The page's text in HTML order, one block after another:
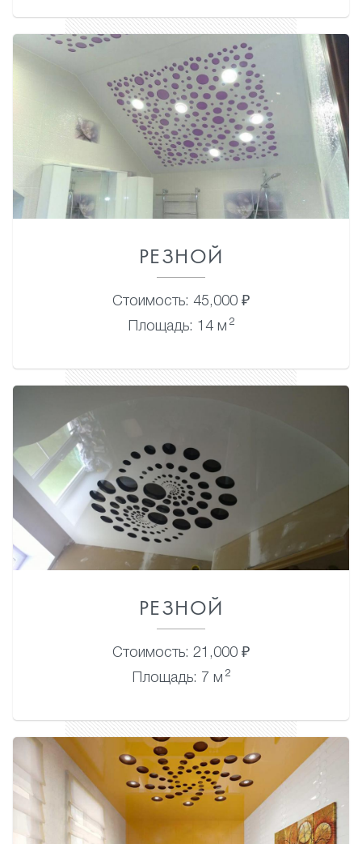
РЕЗНОЙ
Стоимость: 45,000 ₽
Площадь: 14 м 2
РЕЗНОЙ
Стоимость: 21,000 ₽
Площадь: 7 м 2